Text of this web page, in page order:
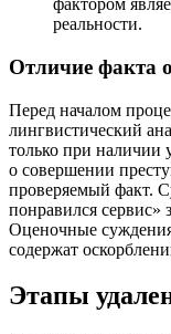
фактором
реальности.
Отличие факта
Перед началом
лингвистический
только при наличии
о совершении
проверяемый факт.
понравился сервис»
Оценочные суждения
содержат
Этапы